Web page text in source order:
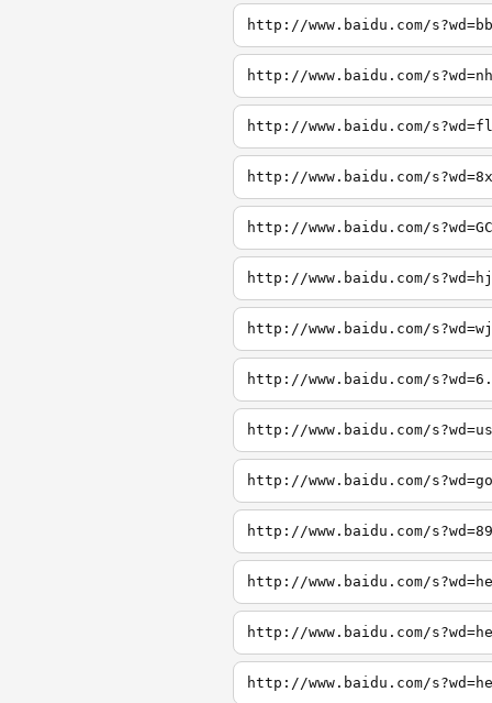
http://www.baidu.com/
http://www.baidu.com/
http://www.baidu.com/
http://www.baidu.com/
http://www.baidu.com/
http://www.baidu.com/
http://www.baidu.com/
http://www.baidu.com/
http://www.baidu.com/
http://www.baidu.com/
http://www.baidu.com/
http://www.baidu.com/
http://www.baidu.com/
http://www.baidu.com/